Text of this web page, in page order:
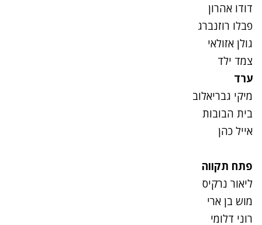
דודו אהרון
פבלו רוזנברג
גולן אזולאי
צמד ילד
ערד
מיקי גבריאלוב
בית הבובות
אייל כהן
פתח תקווה
ליאור נרקיס
מוש בן ארי
רוני דלומי